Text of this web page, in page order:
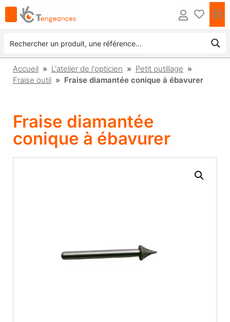
Accueil » L'atelier de l'opticien » Petit outillage »
Fraise outil » Fraise diamantée conique à ébavurer
Fraise diamantée
conique à ébavurer